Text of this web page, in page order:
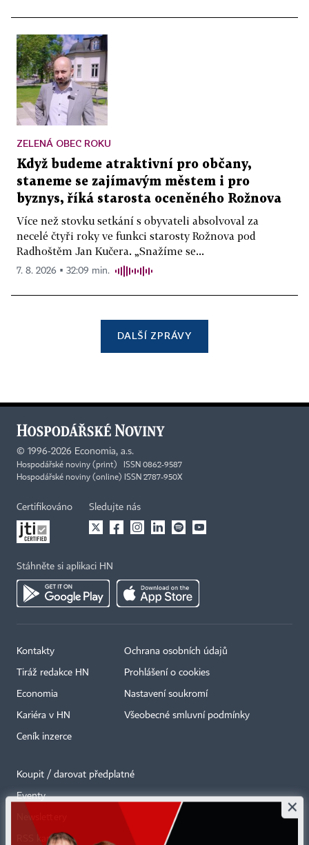
ZELENÁ OBEC ROKU
Když budeme atraktivní pro občany,
staneme se zajímavým městem i pro
byznys, říká starosta oceněného Rožnova
Více než stovku setkání s obyvateli absolvoval za
necelé čtyři roky ve funkci starosty Rožnova pod
Radhoštěm Jan Kučera. „Snažíme se...
7. 8. 2026 ▪ 32:09 min.
DALŠÍ ZPRÁVY
© 1996-2026 Economia, a.s.
Hospodářské noviny (print) ISSN 0862-9587
Hospodářské noviny (online) ISSN 2787-950X
Certifikováno Sledujte nás
Stáhněte si aplikaci HN
Kontakty
Tiráž redakce HN
Economia
Kariéra v HN
Ceník inzerce
Ochrana osobních údajů
Prohlášení o cookies
Nastavení soukromí
Všeobecné smluvní podmínky
Koupit / darovat předplatné
Eventy
Newslettery
RSS kanály
×